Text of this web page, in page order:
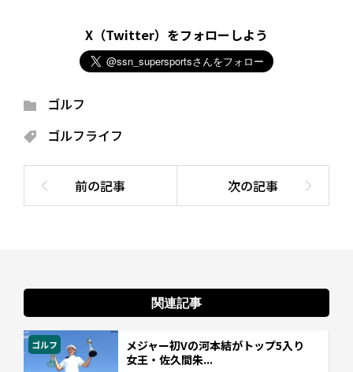
X（Twitter）をフォローしよう
ゴルフ
ゴルフライフ
関連記事
ゴルフ
メジャー初Vの河本結がトップ5入り
女王・佐久間朱...